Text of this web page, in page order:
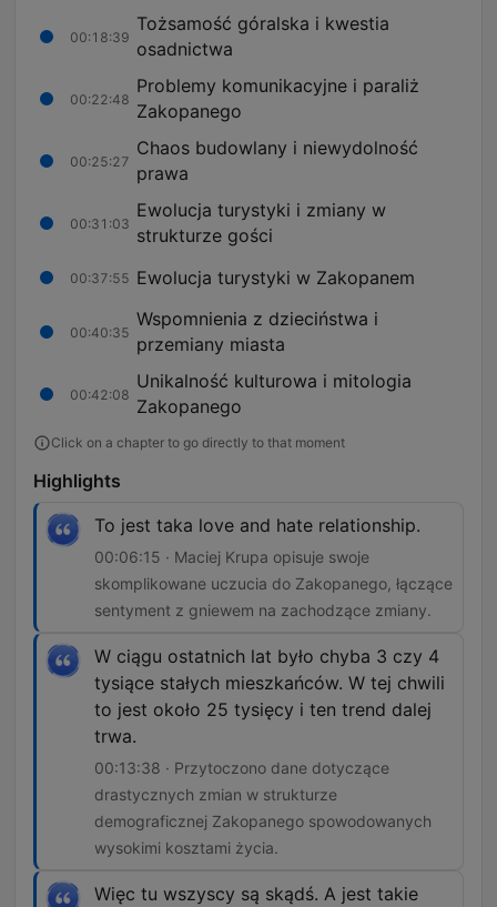
00:18:39
Tożsamość góralska i kwestia
osadnictwa
00:22:48
Problemy komunikacyjne i paraliż
Zakopanego
00:25:27
Chaos budowlany i niewydolność
prawa
00:31:03
Ewolucja turystyki i zmiany w
strukturze gości
00:37:55 Ewolucja turystyki w Zakopanem
00:40:35
Wspomnienia z dzieciństwa i
przemiany miasta
00:42:08
Unikalność kulturowa i mitologia
Zakopanego
Click on a chapter to go directly to that moment
Highlights
To jest taka love and hate relationship.
00:06:15 · Maciej Krupa opisuje swoje
skomplikowane uczucia do Zakopanego, łączące
sentyment z gniewem na zachodzące zmiany.
W ciągu ostatnich lat było chyba 3 czy 4
tysiące stałych mieszkańców. W tej chwili
to jest około 25 tysięcy i ten trend dalej
trwa.
00:13:38 · Przytoczono dane dotyczące
drastycznych zmian w strukturze
demograficznej Zakopanego spowodowanych
wysokimi kosztami życia.
Więc tu wszyscy są skądś. A jest takie